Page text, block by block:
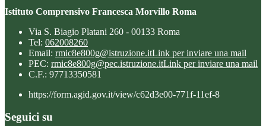
Istituto Comprensivo Francesca Morvillo Roma
Via S. Biagio Platani 260 - 00133 Roma
Tel: 062008260
Email: rmic8e800g@istruzione.itLink per inviare una mail
PEC: rmic8e800g@pec.istruzione.itLink per inviare una mail
C.F.: 97713350581
https://form.agid.gov.it/view/c62d3e00-771f-11ef-8
Seguici su